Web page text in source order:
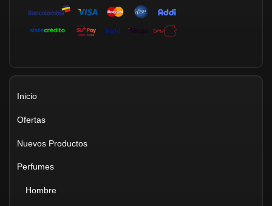
Inicio
Ofertas
Nuevos Productos
Perfumes
Hombre